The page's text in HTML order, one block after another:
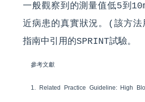
一般觀察到的測量值低5到
近病患的真實狀況。(該方
指南中引用的SPRINT試驗。
參考文獻
1. Related Practice Guideline: High